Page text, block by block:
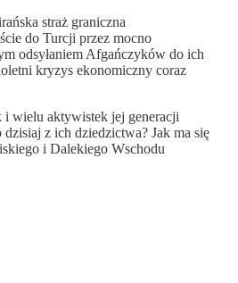
straż graniczna
do Turcji przez mocno
odsyłaniem Afgańczyków do ich
kryzys ekonomiczny coraz
i wielu aktywistek jej generacji
z ich dziedzictwa? Jak ma się
i Dalekiego Wschodu